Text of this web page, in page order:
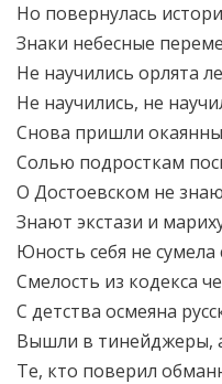
Но повернулась
Знаки небесные
Не научились орлята
Не научились, не
Снова пришли
Солью подросткам
О Достоевском не
Знают экстази и
Юность себя не сумела
Смелость из кодекса
С детства осмеяна
Вышли в тинейджеры,
Те, кто поверил